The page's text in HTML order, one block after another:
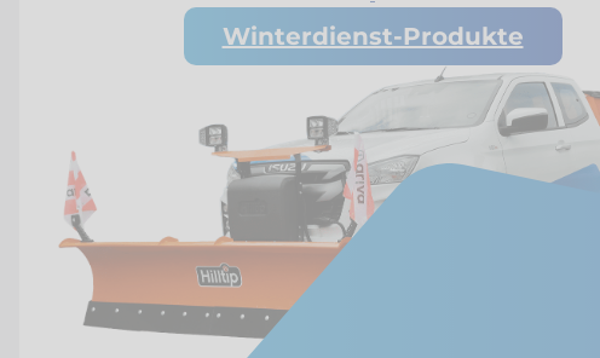
Winterdienst-Produkte